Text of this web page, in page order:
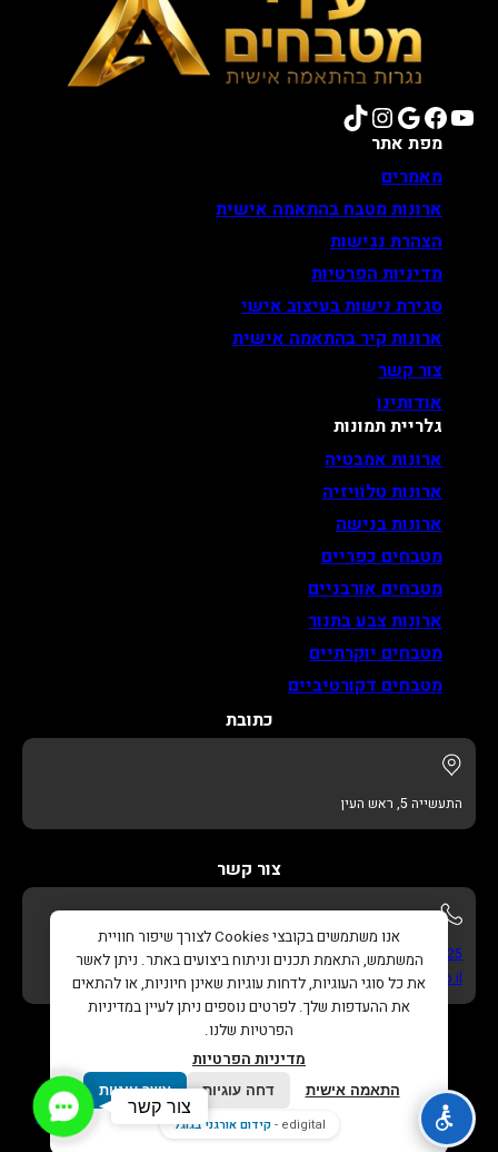
YouTube
Facebook
Google
Instagram
TikTok
מפת אתר
מאמרים
ארונות מטבח בהתאמה אישית
הצהרת נגישות
מדיניות הפרטיות
סגירת נישות בעיצוב אישי
ארונות קיר בהתאמה אישית
צור קשר
אודותינו
גלריית תמונות
ארונות אמבטיה
ארונות טלוויזיה
ארונות בנישה
מטבחים כפריים
מטבחים אורבניים
ארונות צבע בתנור
מטבחים יוקרתיים
מטבחים דקורטיביים
כתובת
התעשייה 5, ראש העין
צור קשר
052-622-3325
info@adikitchens.co.il
כל הזכויות שמורות © 2026 |
עדי מטבחים – נגרות בהתאמה
אישית
Edigital.co.il
אנו משתמשים בקובצי Cookies לצורך שיפור חוויית
המשתמש, התאמת תכנים וניתוח ביצועים באתר. ניתן לאשר
את כל סוגי העוגיות, לדחות עוגיות שאינן חיוניות, או להתאים
את ההעדפות שלך. לפרטים נוספים ניתן לעיין במדיניות
הפרטיות שלנו.
מדיניות הפרטיות
התאמה אישית דחה עוגיות אשר עוגיות
edigital - קידום אורגני בגוגל
Contact
Us
צור קשר